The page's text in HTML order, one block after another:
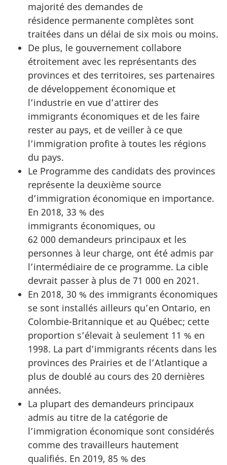
majorité des demandes de
résidence permanente complètes sont
traitées dans un délai de six mois ou moins.
De plus, le gouvernement collabore
étroitement avec les représentants des
provinces et des territoires, ses partenaires
de développement économique et
l’industrie en vue d’attirer des
immigrants économiques et de les faire
rester au pays, et de veiller à ce que
l’immigration profite à toutes les régions
du pays.
Le Programme des candidats des provinces
représente la deuxième source
d’immigration économique en importance.
En 2018, 33 % des
immigrants économiques, ou
62 000 demandeurs principaux et les
personnes à leur charge, ont été admis par
l’intermédiaire de ce programme. La cible
devrait passer à plus de 71 000 en 2021.
En 2018, 30 % des immigrants économiques
se sont installés ailleurs qu’en Ontario, en
Colombie-Britannique et au Québec; cette
proportion s’élevait à seulement 11 % en
1998. La part d’immigrants récents dans les
provinces des Prairies et de l’Atlantique a
plus de doublé au cours des 20 dernières
années.
La plupart des demandeurs principaux
admis au titre de la catégorie de
l’immigration économique sont considérés
comme des travailleurs hautement
qualifiés. En 2019, 85 % des